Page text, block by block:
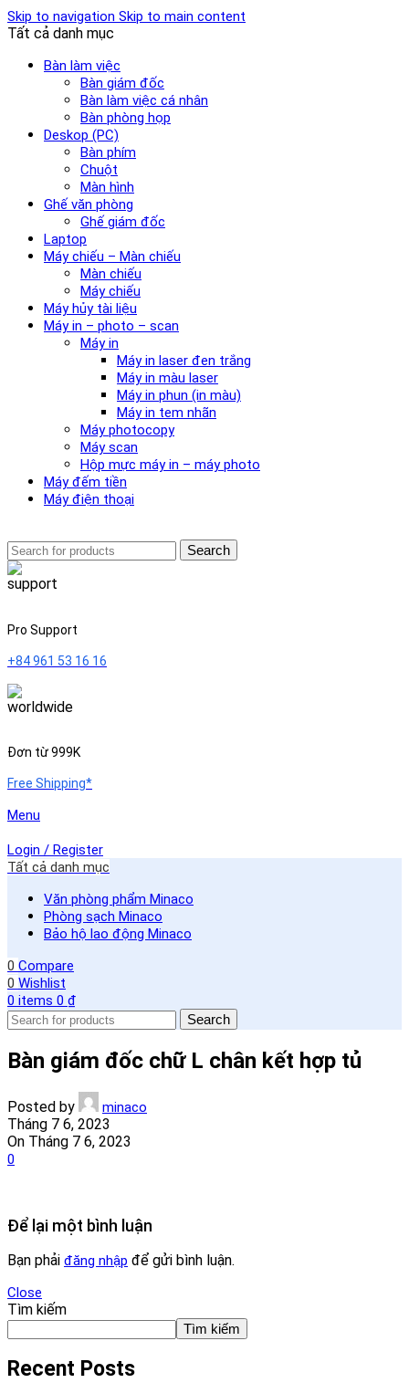
Skip to navigation Skip to main content
Tất cả danh mục
Bàn làm việc
Bàn giám đốc
Bàn làm việc cá nhân
Bàn phòng họp
Deskop (PC)
Bàn phím
Chuột
Màn hình
Ghế văn phòng
Ghế giám đốc
Laptop
Máy chiếu – Màn chiếu
Màn chiếu
Máy chiếu
Máy hủy tài liệu
Máy in – photo – scan
Máy in
Máy in laser đen trắng
Máy in màu laser
Máy in phun (in màu)
Máy in tem nhãn
Máy photocopy
Máy scan
Hộp mực máy in – máy photo
Máy đếm tiền
Máy điện thoại
Search
Pro Support
+84 961 53 16 16
Đơn từ 999K
Free Shipping*
Menu
Login / Register
Tất cả danh mục
Văn phòng phẩm Minaco
Phòng sạch Minaco
Bảo hộ lao động Minaco
0 Compare
0 Wishlist
0 items 0 ₫
Search
Bàn giám đốc chữ L chân kết hợp tủ
Posted by minaco
Tháng 7 6, 2023
On Tháng 7 6, 2023
0
Để lại một bình luận
Bạn phải đăng nhập để gửi bình luận.
Close
Tìm kiếm
Tìm kiếm
Recent Posts